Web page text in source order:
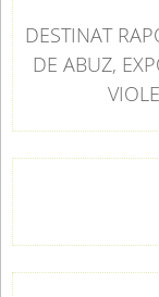
DESTINAT
DE ABUZ,